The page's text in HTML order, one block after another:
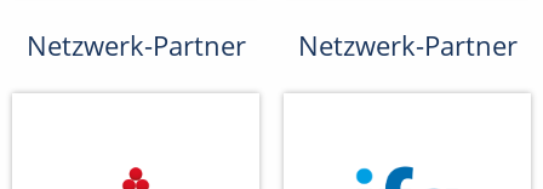
Netzwerk-Partner Netzwerk-Partner